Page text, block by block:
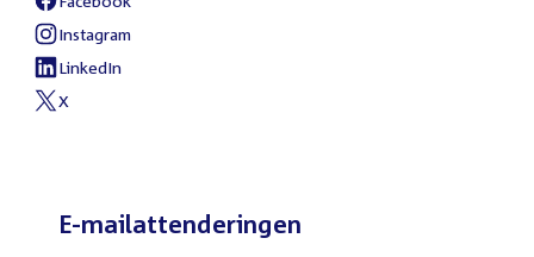
External
link:
External
link:
Instagram
External
link:
LinkedIn
External
X
E-mailattenderingen